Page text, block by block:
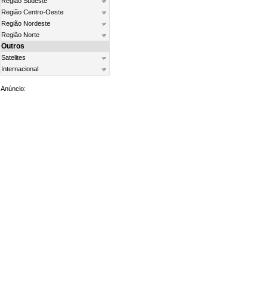
Região Centro-Oeste
Região Nordeste
Região Norte
Outros
Satelites
Internacional
Anúncio: